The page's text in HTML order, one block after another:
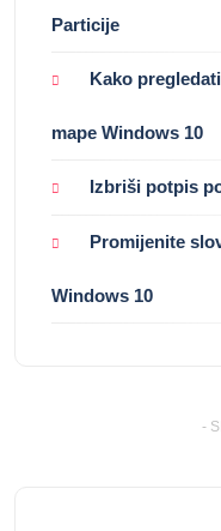
Particije
Kako
mape Windows 10
Izbriši potpis
Promijenite
Windows 10
-